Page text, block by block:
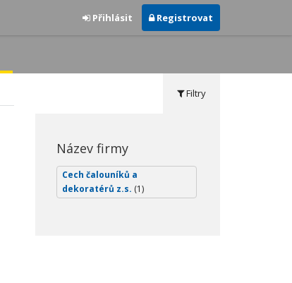
Přihlásit Registrovat
Filtry
Název firmy
Cech čalouníků a
dekoratérů z.s. (1)